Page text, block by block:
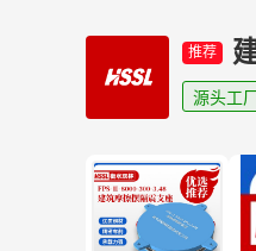
推荐
源头工